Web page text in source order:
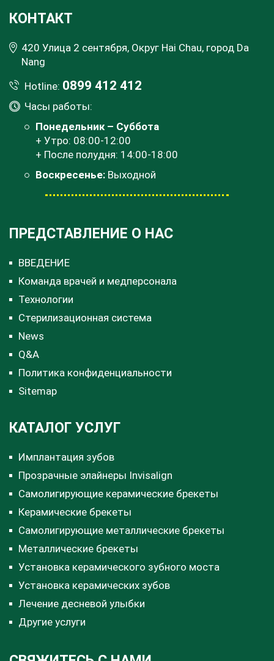
КОНТАКТ
420 Улица 2 сентября, Округ Hai Chau, город Da
Nang
Hotline: 0899 412 412
Часы работы:
Понедельник – Суббота
+ Утро: 08:00-12:00
+ После полудня: 14:00-18:00
Воскресенье: Выходной
ПРЕДСТАВЛЕНИЕ О НАС
ВВЕДЕНИЕ
Команда врачей и медперсонала
Технологии
Стерилизационная система
News
Q&A
Политика конфиденциальности
Sitemap
КАТАЛОГ УСЛУГ
Имплантация зубов
Прозрачные элайнеры Invisalign
Самолигирующие керамические брекеты
Керамические брекеты
Самолигирующие металлические брекеты
Металлические брекеты
Установка керамического зубного моста
Установка керамических зубов
Лечение десневой улыбки
Другие услуги